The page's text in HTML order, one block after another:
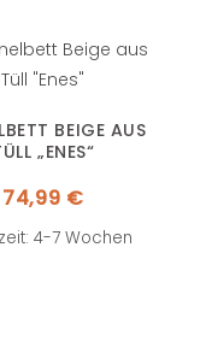
BEIGE AUS
„ENES“
74,99 €
4-7 Wochen